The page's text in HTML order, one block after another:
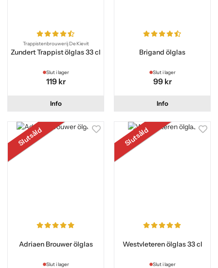
Trappistenbrouwerij De Kievit
Zundert Trappist ölglas 33 cl
Slut i lager
119 kr
Info
Brigand ölglas
Slut i lager
99 kr
Info
Slutsåld
Adriaen Brouwer ölglas
Slut i lager
Slutsåld
Westvleteren ölglas 33 cl
Slut i lager